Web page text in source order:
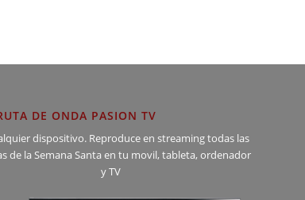
DE ONDA PASION TV
dispositivo. Reproduce en streaming todas las
de la Semana Santa en tu movil, tableta, ordenador
y TV